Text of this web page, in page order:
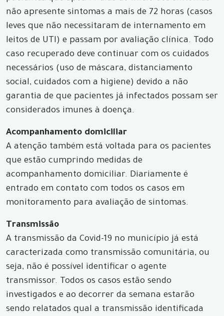
não apresente sintomas a mais de 72 horas (casos
leves que não necessitaram de internamento em
leitos de UTI) e passam por avaliação clínica. Todo
caso recuperado deve continuar com os cuidados
necessários (uso de máscara, distanciamento
social, cuidados com a higiene) devido a não
garantia de que pacientes já infectados possam ser
considerados imunes à doença.
Acompanhamento domiciliar
A atenção também está voltada para os pacientes
que estão cumprindo medidas de
acompanhamento domiciliar. Diariamente é
entrado em contato com todos os casos em
monitoramento para avaliação de sintomas.
Transmissão
A transmissão da Covid-19 no município já está
caracterizada como transmissão comunitária, ou
seja, não é possível identificar o agente
transmissor. Todos os casos estão sendo
investigados e ao decorrer da semana estarão
sendo relatados qual a transmissão identificada